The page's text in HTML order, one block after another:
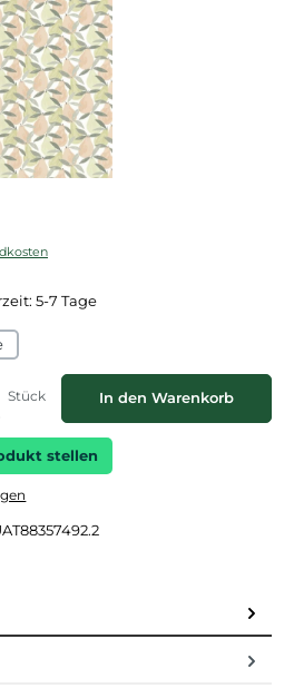
5-7 Tage
Wert ein oder benutze die
Stück In den Warenkorb
stellen